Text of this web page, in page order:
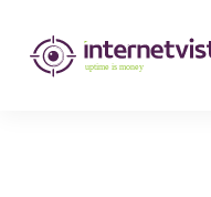
internetvista
monitoring